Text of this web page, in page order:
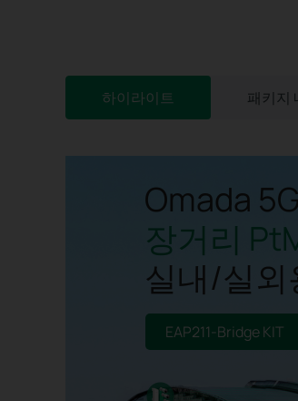
하이라이트 패키지
Omada
장거리
실내/실외
EAP211-Bridge KIT